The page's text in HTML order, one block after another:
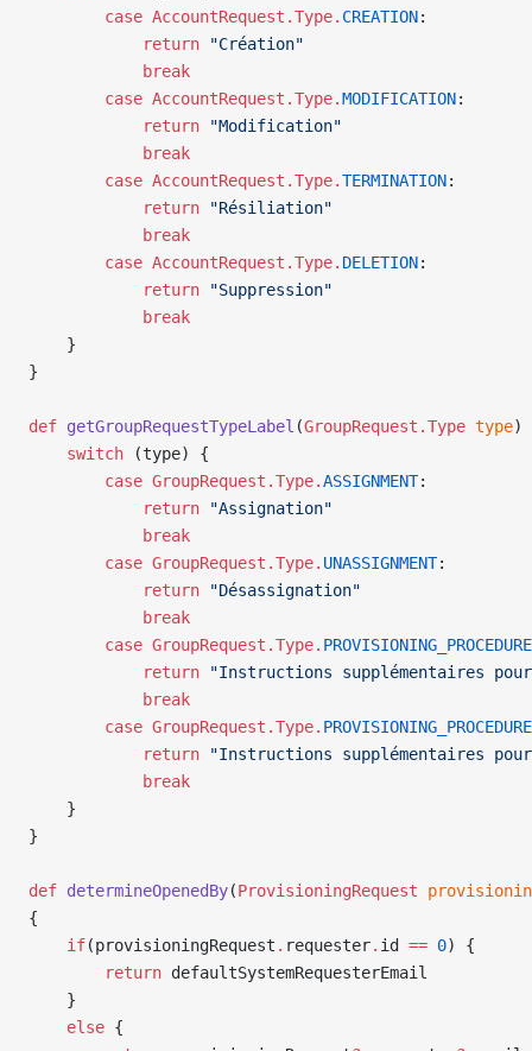
        case
AccountRequest.Type. CREATION:
            return
"Création"
            break
        case
AccountRequest.Type.MODIFICATION:
            return
"Modification"
            break
        case
AccountRequest.Type.TERMINATION:
            return
"Résiliation"
            break
        case
AccountRequest.Type. DELETION:
            return
"Suppression"
            break
    }
}
def getGroupRequestTypeLabel (GroupRequest.Type type)
    switch
(type) {
        case
GroupRequest.Type.ASSIGNMENT:
            return
"Assignation"
            break
        case
GroupRequest.Type. UNASSIGNMENT:
            return
"Désassignation"
            break
        case
GroupRequest.Type.
            return
"Instructions supplémentaires
            break
        case
GroupRequest.Type.
            return
"Instructions supplémentaires
            break
    }
}
def determineOpenedBy(ProvisioningRequest
{
    if
(provisioningRequest . requester. id == 0) {
        return
defaultSystemRequesterEmail
    }
    else
{